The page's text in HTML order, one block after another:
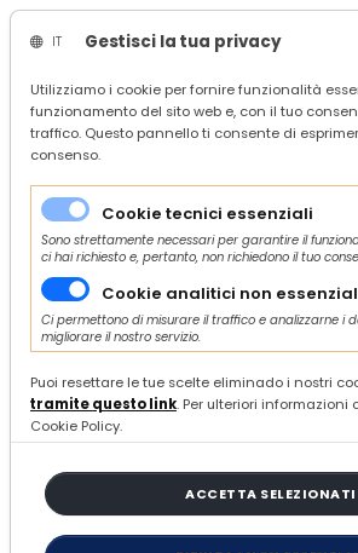
/ Confindustria Ascoli
/ Servizi
/ Economia
Avviso “Start & Innova Giovani” - Regione Marche: contributi a fondo perduto per
MARTEDÌ 23 GIUGNO 2026
Avviso “Start &
- Regione Marche:
fondo perduto per
creazione di
IT Gestisci la tua privacy
Utilizziamo i cookie per fornire funzionalità
funzionamento del sito web e, con il tuo
traffico. Questo pannello ti consente di
consenso.
Cookie tecnici essenziali
Sono strettamente necessari per garantire il
ci hai richiesto e, pertanto, non richiedono il tuo
Cookie analitici non
Ci permettono di misurare il traffico e analizzarne i
migliorare il nostro servizio.
Puoi resettare le tue scelte eliminado i nostri
tramite questo link. Per ulteriori informazioni
Cookie Policy.
ACCETTA SELEZIONATI